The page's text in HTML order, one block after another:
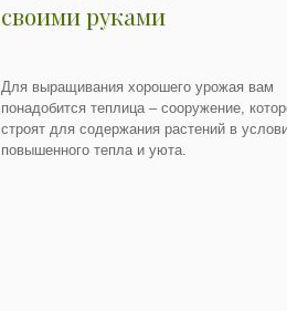
своими руками
Для выращивания хорошего урожая вам
понадобится теплица – сооружение,
строят для содержания растений в
повышенного тепла и уюта.